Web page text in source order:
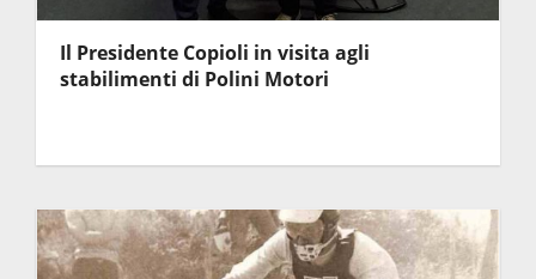
Il Presidente Copioli in visita agli
stabilimenti di Polini Motori